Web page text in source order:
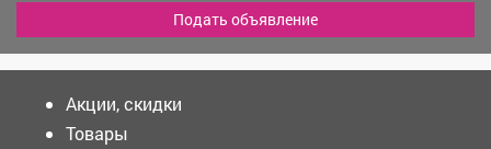
Подать объявление
Акции, скидки
Товары